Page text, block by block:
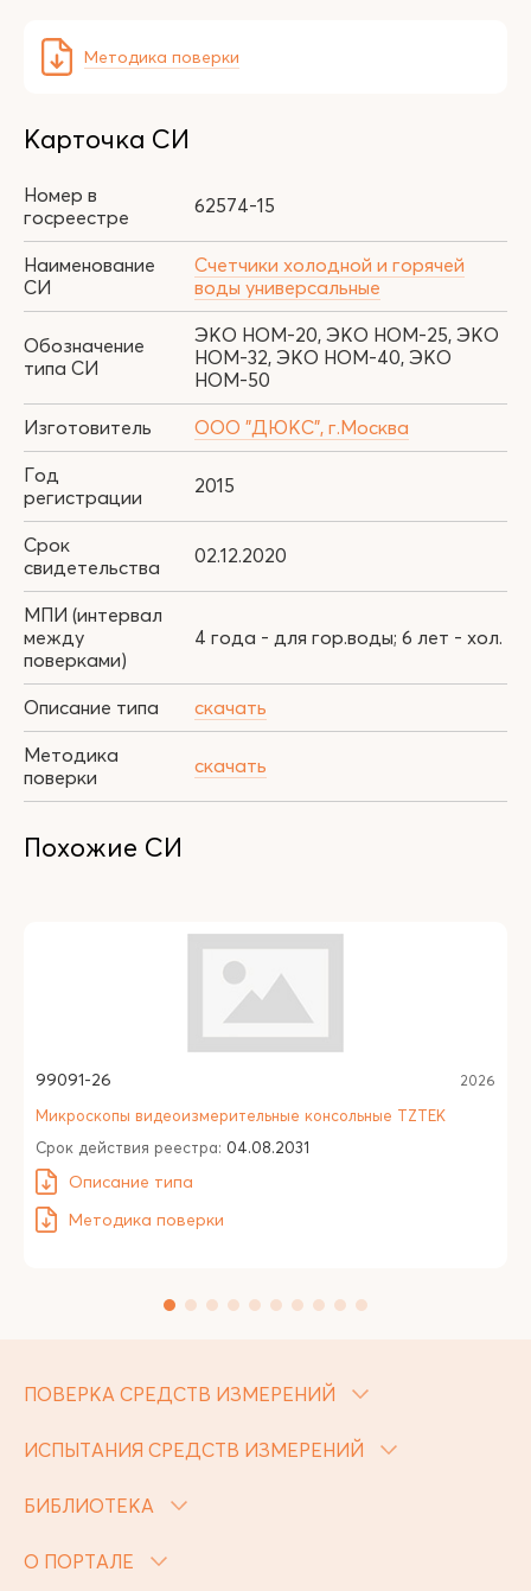
Методика поверки
Карточка СИ
Номер в
госреестре
62574-15
Наименование
СИ
Счетчики холодной и горячей
воды универсальные
Обозначение
типа СИ
ЭКО НОМ-20, ЭКО НОМ-25, ЭКО
НОМ-32, ЭКО НОМ-40, ЭКО
НОМ-50
Изготовитель
ООО "ДЮКС", г.Москва
Год
регистрации
2015
Срок
свидетельства
02.12.2020
МПИ (интервал
между
поверками)
4 года - для гор.воды; 6 лет - хол.
Описание типа
скачать
Методика
поверки
скачать
Похожие СИ
99091-26 2026
Микроскопы видеоизмерительные консольные TZTEK
Срок действия реестра: 04.08.2031
Описание типа
Методика поверки
ПОВЕРКА СРЕДСТВ ИЗМЕРЕНИЙ
ИСПЫТАНИЯ СРЕДСТВ ИЗМЕРЕНИЙ
БИБЛИОТЕКА
О ПОРТАЛЕ